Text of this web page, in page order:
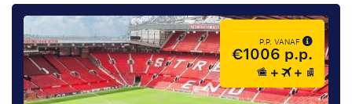
P.P. VANAF
€1006 p.p.